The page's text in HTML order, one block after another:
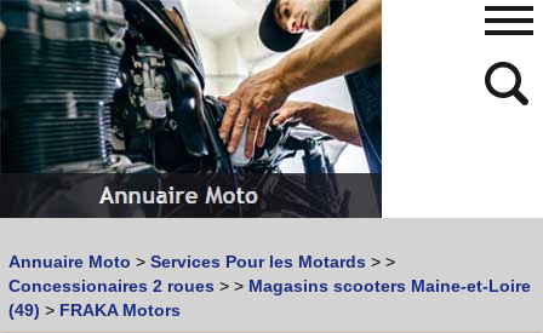
Vous recherchez un garage MOTOouSCOOTER
Quoi :
480
768
Annuaire Moto > Services Pour les Motards > >
Concessionaires 2 roues > > Magasins scooters Maine-et-Loire
(49) > FRAKA Motors